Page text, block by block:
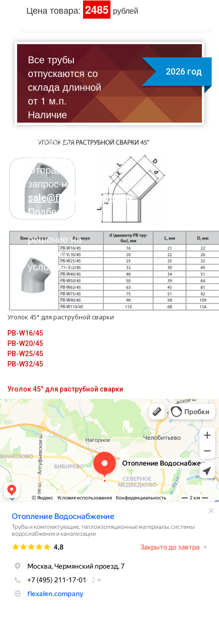
Цена товара: 2485 рублей
Все трубы
отпускаются со
склада длинной
от 1 м.п.
Наличие
уточняйте по
телефону:
8(495)211-17-01
Отправляйте
запрос на почту:
sale@flexalen.company
Подберем для
решение на
выгодных
условиях!
2026 год
Уголок 45° для раструбной сварки
PB-W16/45
PB-W20/45
PB-W25/45
PB-W32/45
Уголок 45° для раструбной сварки